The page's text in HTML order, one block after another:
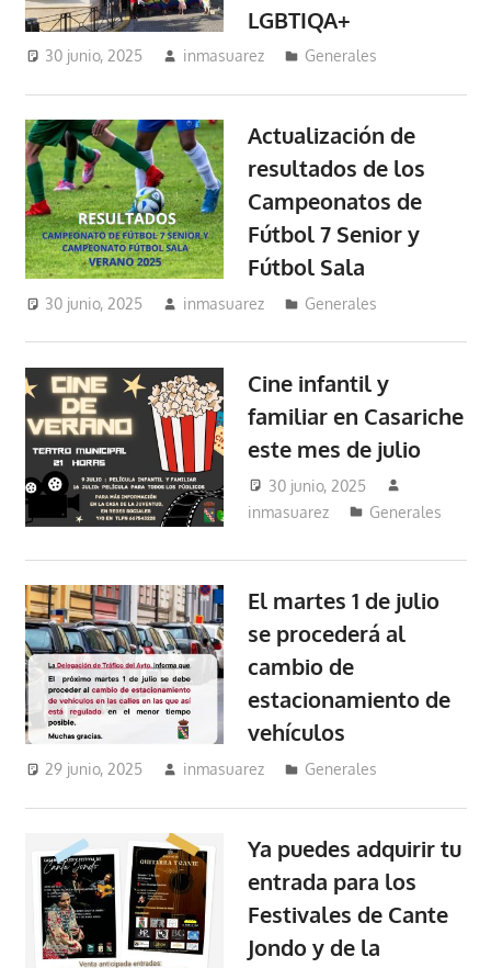
LGBTIQA+
30 junio, 2025 inmasuarez Generales
Actualización de
resultados de los
Campeonatos de
Fútbol 7 Senior y
Fútbol Sala
30 junio, 2025 inmasuarez Generales
Cine infantil y
familiar en Casariche
este mes de julio
30 junio, 2025
inmasuarez
Generales
El martes 1 de julio
se procederá al
cambio de
estacionamiento de
vehículos
29 junio, 2025 inmasuarez Generales
Ya puedes adquirir tu
entrada para los
Festivales de Cante
Jondo y de la